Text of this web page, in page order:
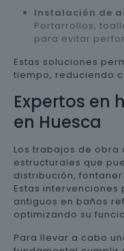
Instalación de
Portarrollos,
para evitar
Estas soluciones
tiempo, reduciendo
Expertos en
en Huesca
Los trabajos de
estructurales que
distribución,
Estas
antiguos en baños
optimizando su
Para llevar a cabo